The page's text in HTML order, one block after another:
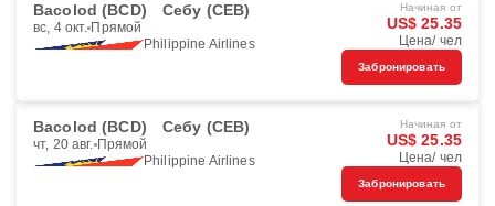
Bacolod (BCD) Себу (CEB)
вс, 4 окт. Прямой
Philippine Airlines
Начиная от
US$ 25.35
Цена/ чел
Забронировать
Bacolod (BCD) Себу (CEB)
чт, 20 авг. Прямой
Philippine Airlines
Начиная от
US$ 25.35
Цена/ чел
Забронировать